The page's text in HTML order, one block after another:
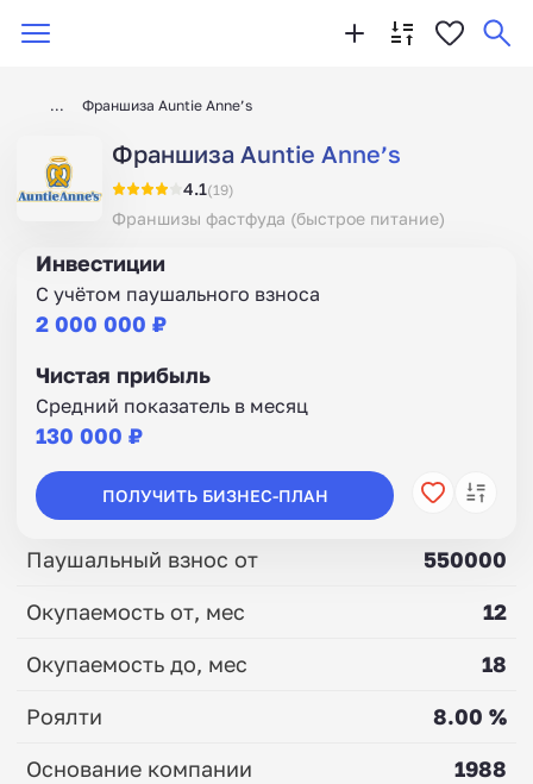
Франшиза Auntie Anne’s
Франшиза Auntie Anne’s
4.1(19)
Франшизы фастфуда (быстрое питание)
Инвестиции
С учётом паушального взноса
2 000 000 ₽
Чистая прибыль
Средний показатель в месяц
130 000 ₽
ПОЛУЧИТЬ БИЗНЕС-ПЛАН
Паушальный взнос от
550000
Окупаемость от, мес
12
Окупаемость до, мес
18
Роялти
8.00 %
Основание компании
1988